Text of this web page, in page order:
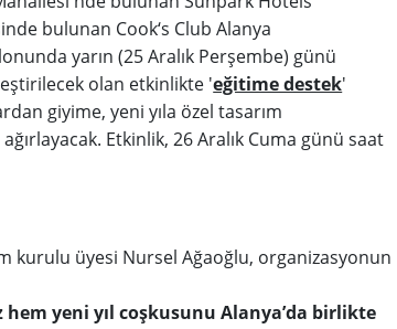
bulunan Cook‘s Club Alanya
yarın (25 Aralık Perşembe) günü
olan etkinlikte 'eğitime destek'
giyime, yeni yıla özel tasarım
Etkinlik, 26 Aralık Cuma günü saat
kurulu üyesi Nursel Ağaoğlu, organizasyonun
yeni yıl coşkusunu Alanya’da birlikte